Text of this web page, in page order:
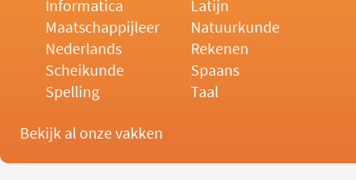
Informatica
Latijn
Maatschappijleer
Natuurkunde
Nederlands
Rekenen
Scheikunde
Spaans
Spelling
Taal
Bekijk al onze vakken